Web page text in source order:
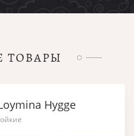
ТОВАРЫ
Hygge